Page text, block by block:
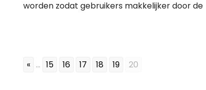
worden zodat gebruikers makkelijker door de
« ... 15 16 17 18 19 20